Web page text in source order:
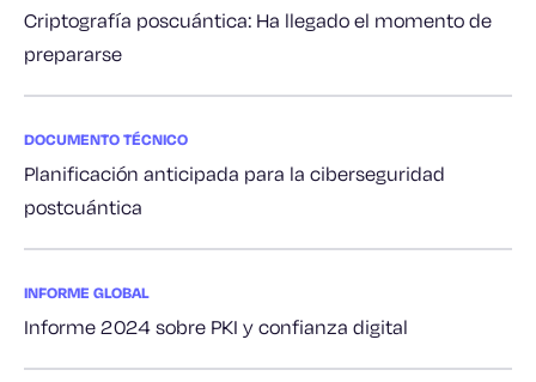
Criptografía poscuántica: Ha llegado el momento de
prepararse
DOCUMENTO TÉCNICO
Planificación anticipada para la ciberseguridad
postcuántica
INFORME GLOBAL
Informe 2024 sobre PKI y confianza digital